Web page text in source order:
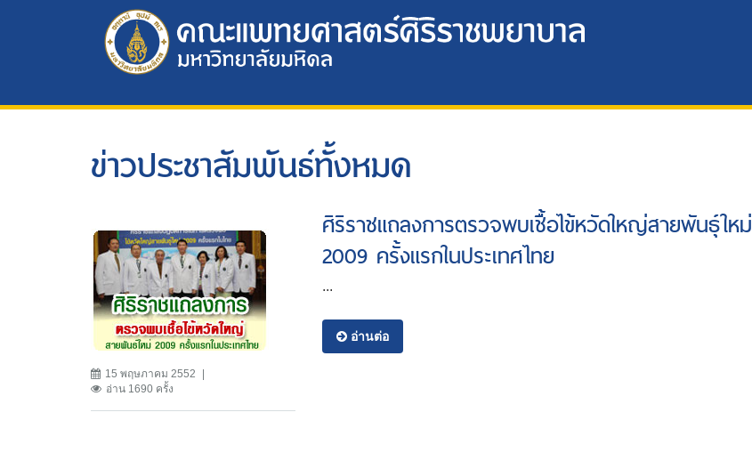
ข่าวประชาสัมพันธ์ทั้งหมด
15 พฤษภาคม 2552
อ่าน 1690 ครั้ง
ศิริราชแถลงการตรวจพบเชื้อไข้หวัดใหญ่สายพันธุ์ใหม่
2009 ครั้งแรกในประเทศไทย
...
อ่านต่อ